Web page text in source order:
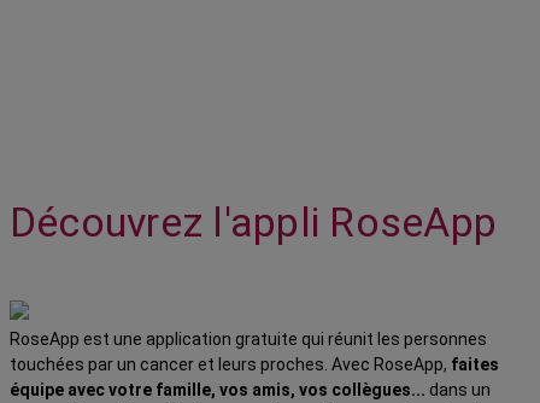
Découvrez l'appli RoseApp
RoseApp est une application gratuite qui réunit les personnes
touchées par un cancer et leurs proches. Avec RoseApp, faites
équipe avec votre famille, vos amis, vos collègues... dans un